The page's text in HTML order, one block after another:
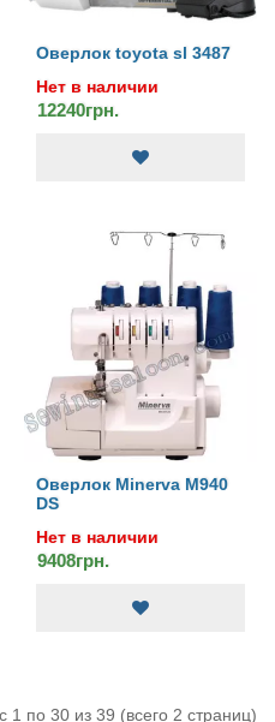
Оверлок toyota sl 3487
Нет в наличии
12240грн.
Оверлок Minerva M940
DS
Нет в наличии
9408грн.
1 по 30 из 39 (всего 2 страниц)